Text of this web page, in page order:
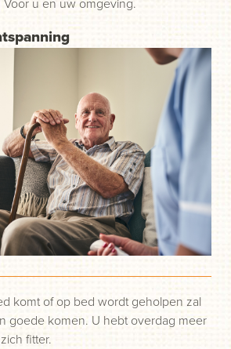
komt of op bed wordt geholpen zal
goede komen. U hebt overdag meer
fitter.